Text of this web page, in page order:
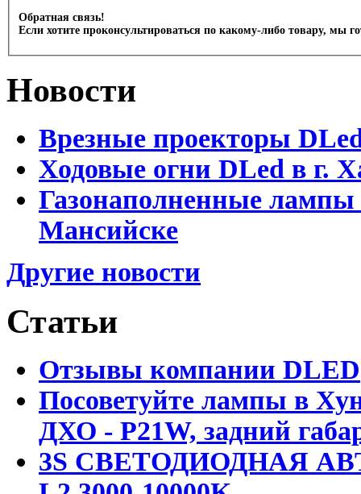
Обратная связь!
Если хотите проконсультироваться по какому-либо товару, мы
Новости
Врезные проекторы
Ходовые огни DLed в г.
Газонаполненные
Мансийске
Другие новости
Статьи
Отзывы компании DLED
Посоветуйте лампы в
ДХО - P21W, задний
3S СВЕТОДИОДНАЯ